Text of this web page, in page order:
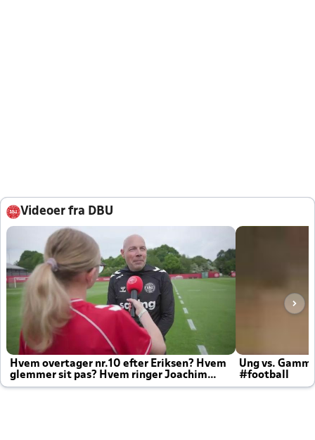
Videoer fra DBU
Hvem overtager nr.10 efter Eriksen? Hvem
glemmer sit pas? Hvem ringer Joachim
altid til efter kampe?
Ung vs.
#football